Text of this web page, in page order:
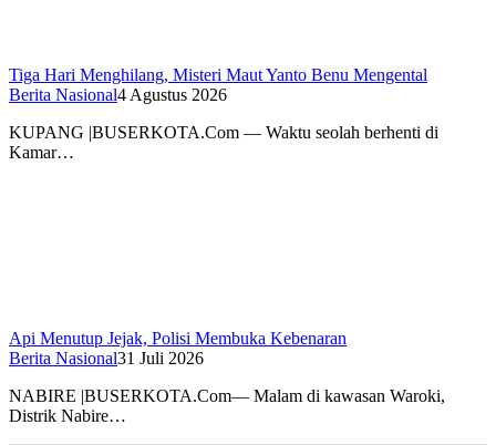
Tiga Hari Menghilang, Misteri Maut Yanto Benu Mengental
Berita Nasional4 Agustus 2026
KUPANG |BUSERKOTA.Com — Waktu seolah berhenti di
Kamar…
Api Menutup Jejak, Polisi Membuka Kebenaran
Berita Nasional31 Juli 2026
NABIRE |BUSERKOTA.Com— Malam di kawasan Waroki,
Distrik Nabire…